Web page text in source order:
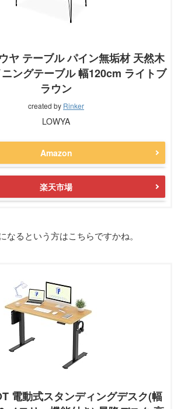
ヤ テーブル パイン無垢材 天然木
ングテーブル 幅120cm ライトブ
ラウン
created by Rinker
LOWYA
Amazon
楽天市場
なるという方はこちらですかね。
電動式スタンディングデスク(幅